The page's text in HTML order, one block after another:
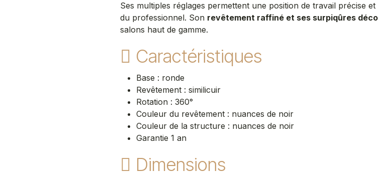
Ses multiples réglages permettent une position de travail précise
du professionnel. Son revêtement raffiné et ses surpiqûres
salons haut de gamme.
Caractéristiques
Base : ronde
Revêtement : similicuir
Rotation : 360°
Couleur du revêtement : nuances de noir
Couleur de la structure : nuances de noir
Garantie 1 an
Dimensions